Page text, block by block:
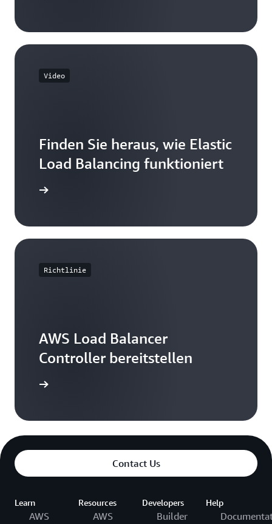
Video
Finden Sie heraus, wie Elastic
Load Balancing funktioniert
Richtlinie
AWS Load Balancer
Controller bereitstellen
Contact Us
Learn
AWS
Resources
AWS
Developers
Builder
Help